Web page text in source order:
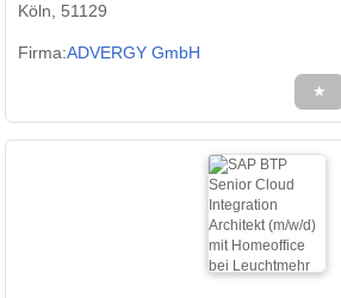
Köln, 51129
Firma:ADVERGY GmbH
★